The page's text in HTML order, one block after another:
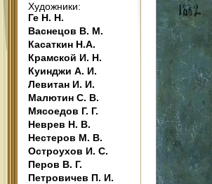
Художники:
Ге Н. Н.
Васнецов В. М.
Касаткин Н.А.
Крамской И. Н.
Куинджи А. И.
Левитан И. И.
Малютин С. В.
Мясоедов Г. Г.
Неврев Н. В.
Нестеров М. В.
Остроухов И. С.
Перов В. Г.
Петровичев П. И.